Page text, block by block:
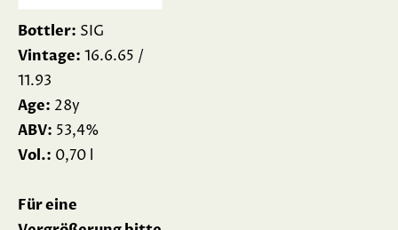
Bottler: SIG
Vintage: 16.6.65 /
11.93
Age: 28y
ABV: 53,4%
Vol.: 0,70 l
Für eine